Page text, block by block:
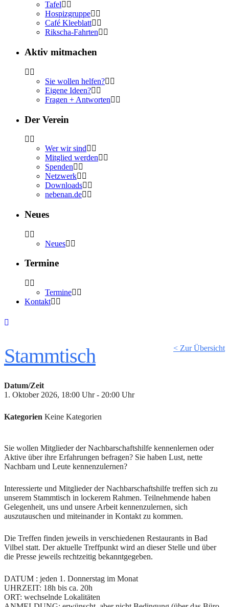
Tafel
Hospizgruppe
Café Kleeblatt
Rikscha-Fahrten
Aktiv mitmachen
Sie wollen helfen?
Eigene Ideen?
Fragen + Antworten
Der Verein
Wer wir sind
Mitglied werden
Spenden
Netzwerk
Downloads
nebenan.de
Neues
Neues
Termine
Termine
Kontakt
< Zur Übersicht
Stammtisch
Datum/Zeit
1. Oktober 2026, 18:00 Uhr - 20:00 Uhr
Kategorien Keine Kategorien
Sie wollen Mitglieder der Nachbarschaftshilfe kennenlernen oder
Aktive über ihre Erfahrungen befragen? Sie haben Lust, nette
Nachbarn und Leute kennenzulernen?
Interessierte und Mitglieder der Nachbarschaftshilfe treffen sich zu
unserem Stammtisch in lockerem Rahmen. Teilnehmende haben
Gelegenheit, uns und unsere Arbeit kennenzulernen, sich
auszutauschen und miteinander in Kontakt zu kommen.
Die Treffen finden jeweils in verschiedenen Restaurants in Bad
Vilbel statt. Der aktuelle Treffpunkt wird an dieser Stelle und über
die Presse jeweils rechtzeitig bekanntgegeben.
DATUM : jeden 1. Donnerstag im Monat
UHRZEIT: 18h bis ca. 20h
ORT: wechselnde Lokalitäten